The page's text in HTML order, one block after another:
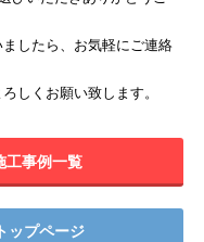
したら、お気軽にご連絡
しくお願い致します。
工事例一覧
ップページ